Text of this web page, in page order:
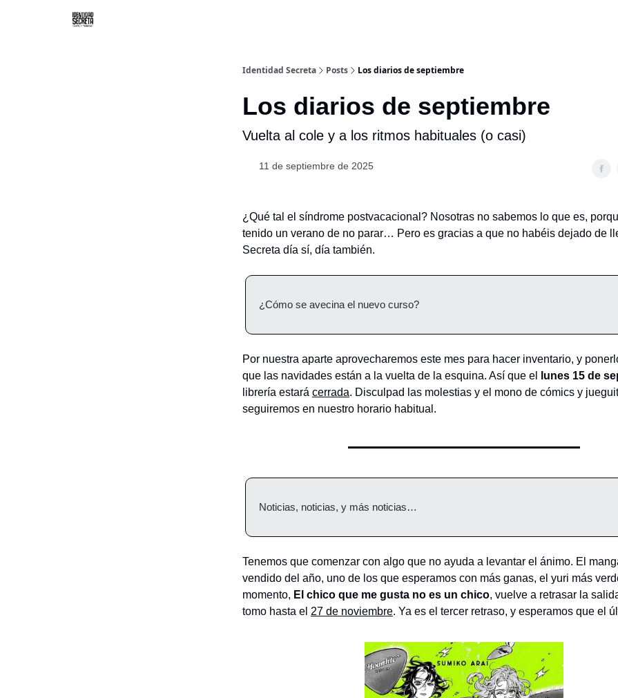
Identidad Secreta Posts Los diarios de septiembre
Los diarios de septiembre
Vuelta al cole y a los ritmos habituales (o casi)
11 de septiembre de 2025
¿Qué tal el síndrome postvacacional? Nosotras no sabemos lo que es,
tenido un verano de no parar… Pero es gracias a que no habéis dejado de
Secreta día sí, día también.
¿Cómo se avecina el nuevo curso?
Por nuestra aparte aprovecharemos este mes para hacer inventario, y
que las navidades están a la vuelta de la esquina. Así que el
lunes 15 de
librería estará cerrada. Disculpad las molestias y el mono de cómics y
seguiremos en nuestro horario habitual.
Noticias, noticias, y más noticias…
Tenemos que comenzar con algo que no ayuda a levantar el ánimo. El
vendido del año, uno de los que esperamos con más ganas, el yuri más
momento, El chico que me gusta no es un chico, vuelve a retrasar la
tomo hasta el 27 de noviembre. Ya es el tercer retraso, y esperamos que el